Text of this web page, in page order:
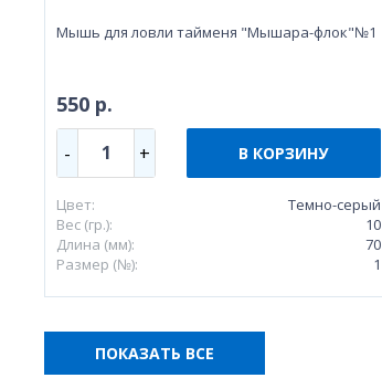
Мышь для ловли тайменя "Мышара-флок"№1
550 р.
- 1 + В КОРЗИНУ
Цвет:
Темно-серый
Вес (гр.):
10
Длина (мм):
70
Размер (№):
1
ПОКАЗАТЬ ВСЕ